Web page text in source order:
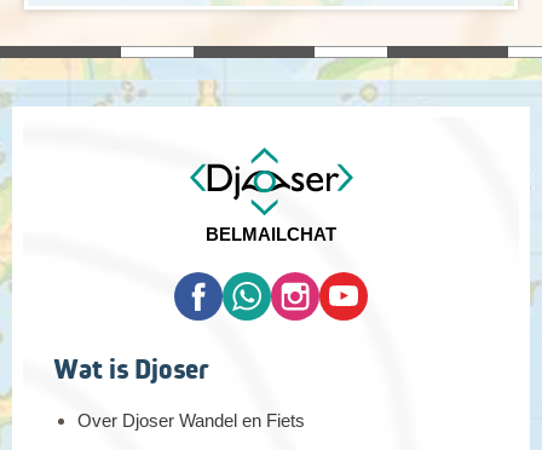
BELMAILCHAT
Wat is Djoser
Over Djoser Wandel en Fiets